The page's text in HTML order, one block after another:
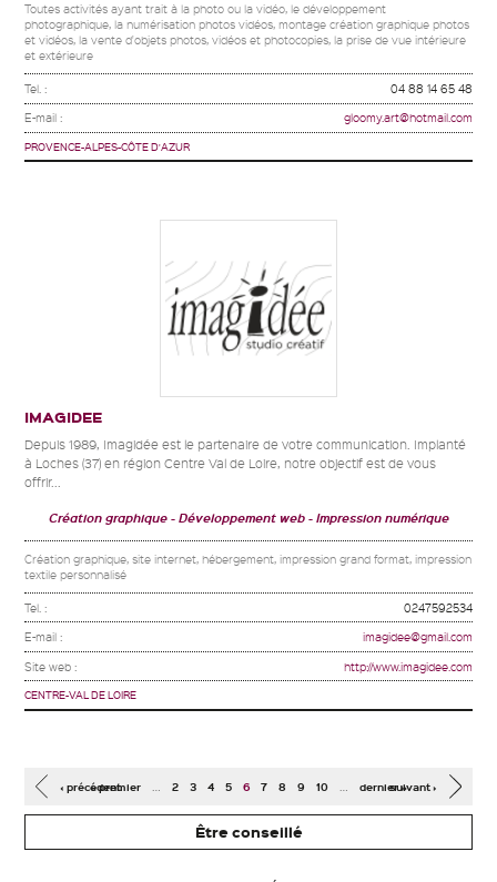
Toutes activités ayant trait à la photo ou la vidéo, le développement
photographique, la numérisation photos vidéos, montage création graphique photos
et vidéos, la vente d'objets photos, vidéos et photocopies, la prise de vue intérieure
et extérieure
Tel. : 04 88 14 65 48
E-mail : gloomy.art@hotmail.com
PROVENCE-ALPES-CÔTE D'AZUR
IMAGIDEE
Depuis 1989, Imagidée est le partenaire de votre communication. Implanté
à Loches (37) en région Centre Val de Loire, notre objectif est de vous
offrir...
Création graphique Développement web Impression numérique
Création graphique, site internet, hébergement, impression grand format, impression
textile personnalisé
Tel. : 0247592534
E-mail : imagidee@gmail.com
Site web : http://www.imagidee.com
CENTRE-VAL DE LOIRE
Pages
« premier
‹ précédent … 2 3 4 5 6 7 8 9 10 … suivant ›
dernier »
Être conseillé